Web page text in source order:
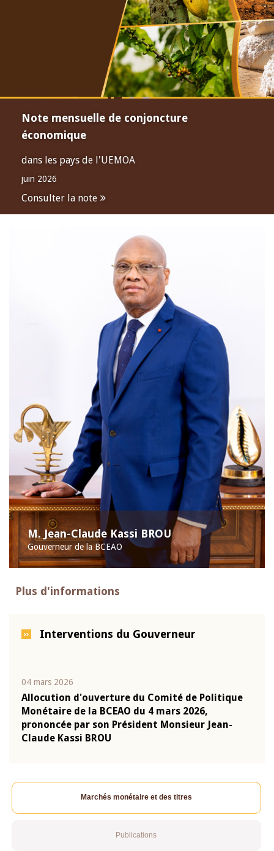
Note mensuelle de conjoncture
économique
dans les pays de l'UEMOA
juin 2026
Consulter la note
M. Jean-Claude Kassi BROU
Gouverneur de la BCEAO
Plus d'informations
Interventions du Gouverneur
04 mars 2026
Allocution d'ouverture du Comité de Politique
Monétaire de la BCEAO du 4 mars 2026,
prononcée par son Président Monsieur Jean-
Claude Kassi BROU
Marchés monétaire et des titres
Publications